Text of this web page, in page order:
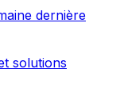
dernière
solutions